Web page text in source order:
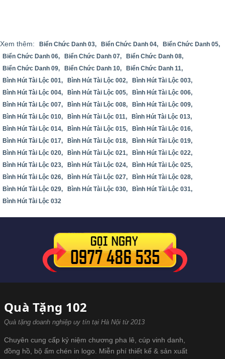
Xem thêm: Biển Chức Danh 03, Biển Chức Danh 04,
Biển Chức Danh 05,
Biển Chức Danh 06,
Biển Chức Danh 07,
Biển Chức Danh 08,
Biển Chức Danh 09,
Biển Chức Danh 10,
Biển Chức Danh 11,
Bình Hút Tài Lộc 001,
Bình Hút Tài Lộc 002,
Bình Hút Tài Lộc 003,
Bình Hút Tài Lộc 004,
Bình Hút Tài Lộc 005,
Bình Hút Tài Lộc 006,
Bình Hút Tài Lộc 007,
Bình Hút Tài Lộc 008,
Bình Hút Tài Lộc 009,
Bình Hút Tài Lộc 010,
Bình Hút Tài Lộc 011,
Bình Hút Tài Lộc 013,
Bình Hút Tài Lộc 014,
Bình Hút Tài Lộc 015,
Bình Hút Tài Lộc 016,
Bình Hút Tài Lộc 017,
Bình Hút Tài Lộc 018,
Bình Hút Tài Lộc 019,
Bình Hút Tài Lộc 020,
Bình Hút Tài Lộc 021,
Bình Hút Tài Lộc 022,
Bình Hút Tài Lộc 023,
Bình Hút Tài Lộc 024,
Bình Hút Tài Lộc 025,
Bình Hút Tài Lộc 026,
Bình Hút Tài Lộc 027,
Bình Hút Tài Lộc 028,
Bình Hút Tài Lộc 029,
Bình Hút Tài Lộc 030,
Bình Hút Tài Lộc 031,
Bình Hút Tài Lộc 032
Quà Tặng 102
Quà tặng doanh nghiệp uy tín tại Hà Nội từ 2013
Chuyên cung cấp kỷ niệm chương pha lê, cúp vinh danh,
đồng hồ, bộ ấm chén in logo. Miễn phí thiết kế & sản xuất